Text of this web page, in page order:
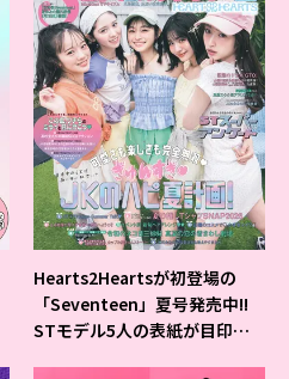
Hearts2Heartsが初登場の
「Seventeen」夏号発売中!!
STモデル5人の表紙が目印だ